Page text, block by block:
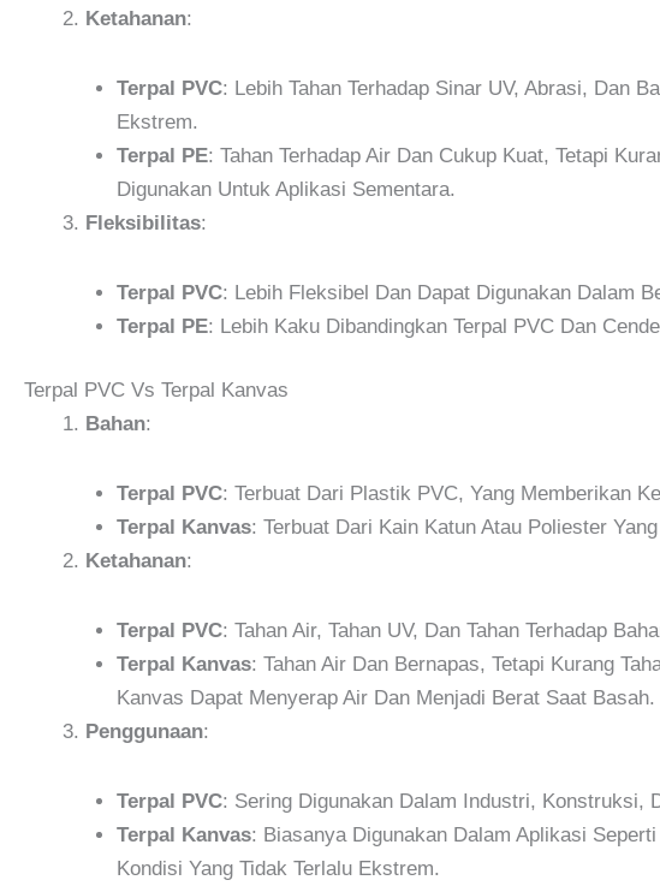
Ketahanan:
Terpal PVC: Lebih Tahan Terhadap Sinar UV, Abrasi, Dan
Ekstrem.
Terpal PE: Tahan Terhadap Air Dan Cukup Kuat, Tetapi
Digunakan Untuk Aplikasi Sementara.
Fleksibilitas:
Terpal PVC: Lebih Fleksibel Dan Dapat Digunakan Dalam
Terpal PE: Lebih Kaku Dibandingkan Terpal PVC Dan
Terpal PVC Vs Terpal Kanvas
Bahan:
Terpal PVC: Terbuat Dari Plastik PVC, Yang Memberikan
Terpal Kanvas: Terbuat Dari Kain Katun Atau Poliester
Ketahanan:
Terpal PVC: Tahan Air, Tahan UV, Dan Tahan Terhadap
Terpal Kanvas: Tahan Air Dan Bernapas, Tetapi Kurang
Kanvas Dapat Menyerap Air Dan Menjadi Berat Saat Basah.
Penggunaan:
Terpal PVC: Sering Digunakan Dalam Industri, Konstruksi,
Terpal Kanvas: Biasanya Digunakan Dalam Aplikasi
Kondisi Yang Tidak Terlalu Ekstrem.